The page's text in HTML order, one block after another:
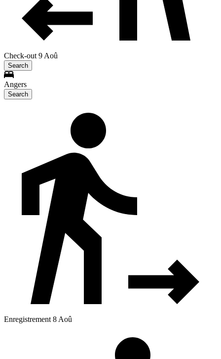
Check-out 9 Aoû
Search
Angers
Search
Enregistrement 8 Aoû